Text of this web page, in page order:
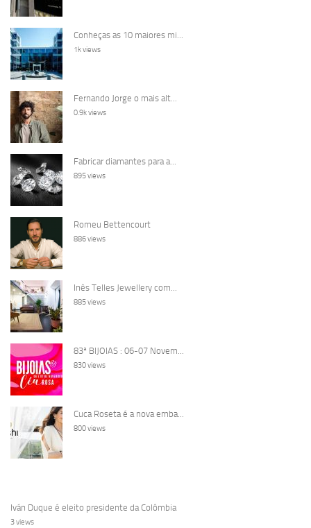
Conheças as 10 maiores mi...
1k views
Fernando Jorge o mais alt...
0.9k views
Fabricar diamantes para a...
895 views
Romeu Bettencourt
886 views
Inês Telles Jewellery com...
885 views
83ª BIJOIAS : 06-07 Novem...
830 views
Cuca Roseta é a nova emba...
800 views
Iván Duque é eleito presidente da Colômbia
3 views